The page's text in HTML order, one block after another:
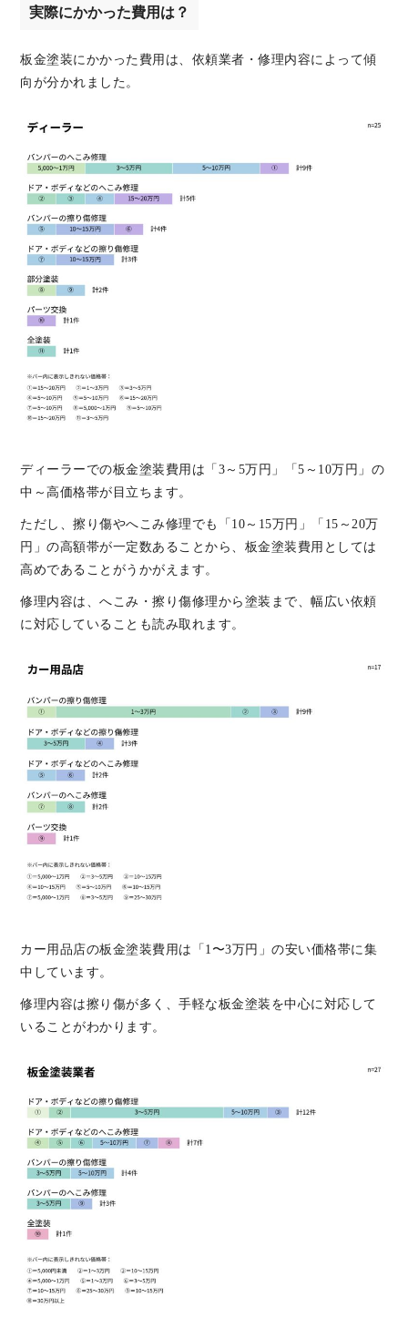
実際にかかった費用は？
板金塗装にかかった費用は、依頼業者・修理内容によって傾
向が分かれました。
ディーラーでの板金塗装費用は「3～5万円」「5～10万円」の
中～高価格帯が目立ちます。
ただし、擦り傷やへこみ修理でも「10～15万円」「15～20万
円」の高額帯が一定数あることから、板金塗装費用としては
高めであることがうかがえます。
修理内容は、へこみ・擦り傷修理から塗装まで、幅広い依頼
に対応していることも読み取れます。
カー用品店の板金塗装費用は「1〜3万円」の安い価格帯に集
中しています。
修理内容は擦り傷が多く、手軽な板金塗装を中心に対応して
いることがわかります。